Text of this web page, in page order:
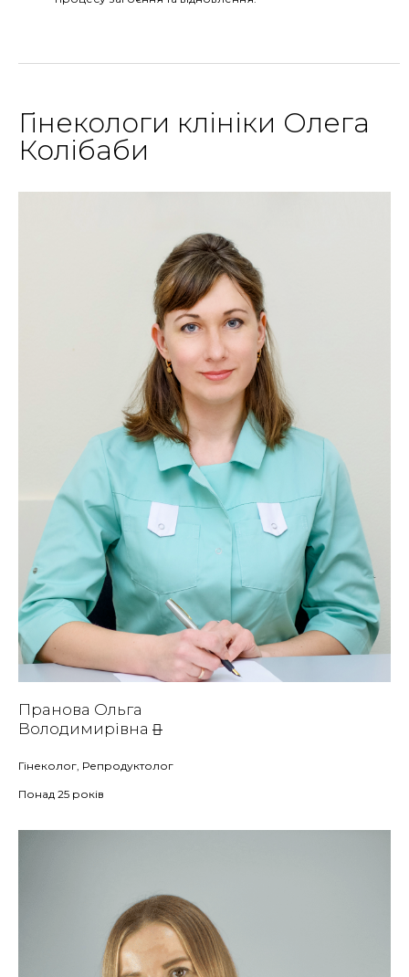
Гінекологи клініки Олега
Колібаби
Пранова Ольга
Володимирівна
Гінеколог, Репродуктолог
Понад 25 років